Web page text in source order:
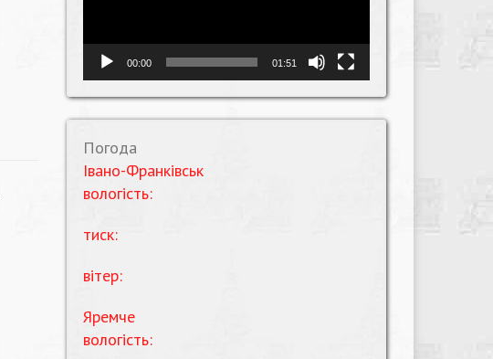
00:00 01:51
Погода
Івано-Франківськ
вологість:
тиск:
вітер:
Яремче
вологість: